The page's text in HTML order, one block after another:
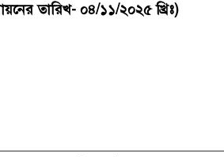
তারিখ- ০৪/১১/২০২৫ খ্রিঃ)